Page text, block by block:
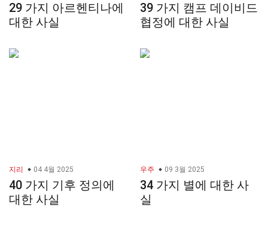
29 가지 아르헨티나에
대한 사실
39 가지 캠프 데이비드
협정에 대한 사실
지리 04 4월 2025
40 가지 기후 정의에
대한 사실
우주 09 3월 2025
34 가지 별에 대한 사
실